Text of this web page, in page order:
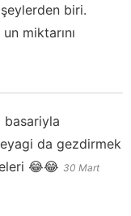
şeylerden biri.
miktarını
basariyla
da gezdirmek
😂😂 30 Mart